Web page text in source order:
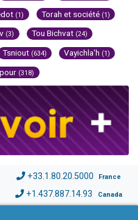
(1) Torah et société (1)
(3) Tou Bichvat (24)
Tsniout (634) Vayichla'h (1)
(318)
+33.1.80.20.5000 France
+1.437.887.14.93 Canada